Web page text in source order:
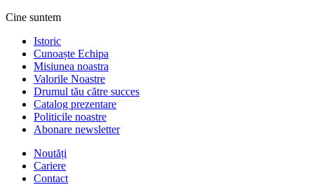
Cine suntem
Istoric
Cunoaște Echipa
Misiunea noastra
Valorile Noastre
Drumul tău către succes
Catalog prezentare
Politicile noastre
Abonare newsletter
Noutăți
Cariere
Contact